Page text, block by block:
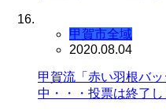
甲賀市全域
2020.08.04
甲賀流「赤い羽根バ
中・・・投票は終了し